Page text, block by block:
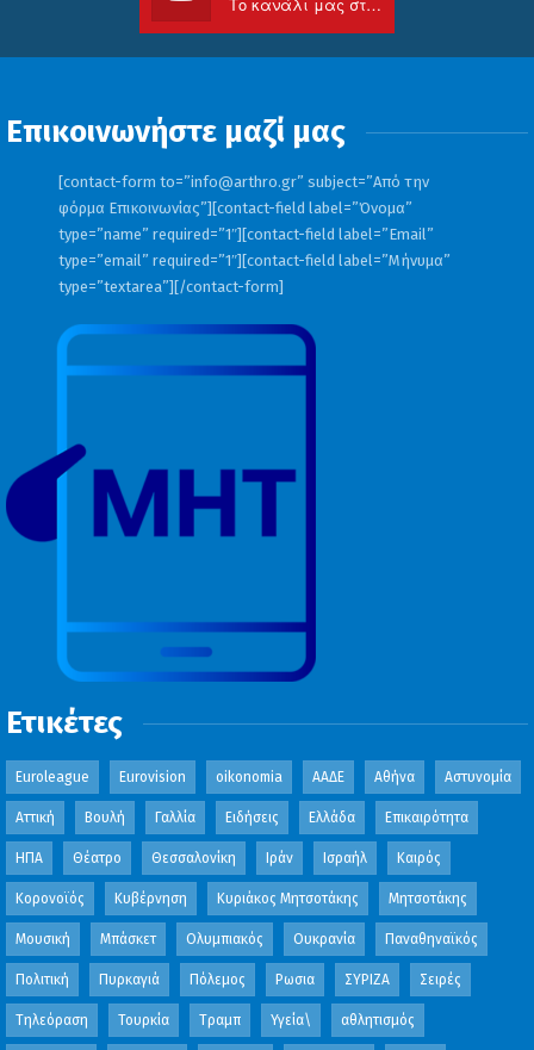
Επικοινωνήστε μαζί μας
[contact-form to=”info@arthro.gr” subject=”Από την
φόρμα Επικοινωνίας”][contact-field label=”Όνομα”
type=”name” required=”1″][contact-field label=”Email”
type=”email” required=”1″][contact-field label=”Μήνυμα”
type=”textarea”][/contact-form]
Ετικέτες
Euroleague Eurovision oikonomia ΑΑΔΕ Αθήνα Αστυνομία
Αττική Βουλή Γαλλία Ειδήσεις Ελλάδα Επικαιρότητα
ΗΠΑ Θέατρο Θεσσαλονίκη Ιράν Ισραήλ Καιρός
Κορονοϊός Κυβέρνηση Κυριάκος Μητσοτάκης Μητσοτάκης
Μουσική Μπάσκετ Ολυμπιακός Ουκρανία Παναθηναϊκός
Πολιτική Πυρκαγιά Πόλεμος Ρωσια ΣΥΡΙΖΑ Σειρές
Τηλεόραση Τουρκία Τραμπ Υγεία\ αθλητισμός